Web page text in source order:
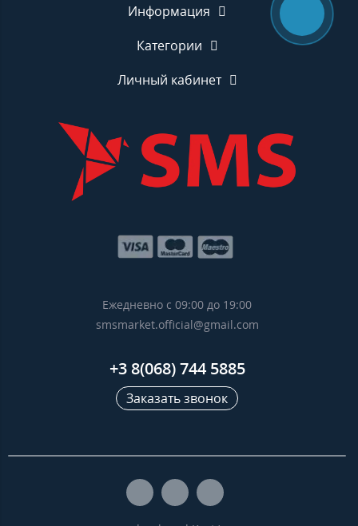
Информация
Категории
Личный кабинет
Ежедневно с 09:00 до 19:00
smsmarket.official@gmail.com
+3 8(068) 744 5885
Заказать звонок